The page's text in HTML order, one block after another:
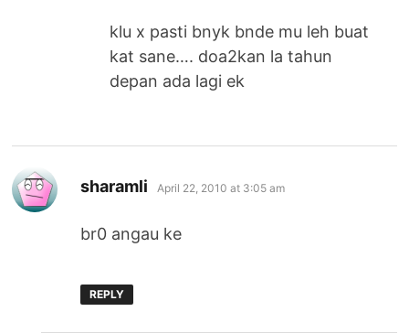
klu x pasti bnyk bnde mu leh buat
kat sane…. doa2kan la tahun
depan ada lagi ek
sharamli says:
April 22, 2010 at 3:05 am
br0 angau ke
REPLY